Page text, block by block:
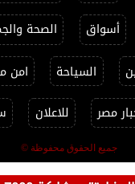
أسواق
الصحة
السياحة امن
مصر للاعلان
جميع الحقوق محفوظة ©